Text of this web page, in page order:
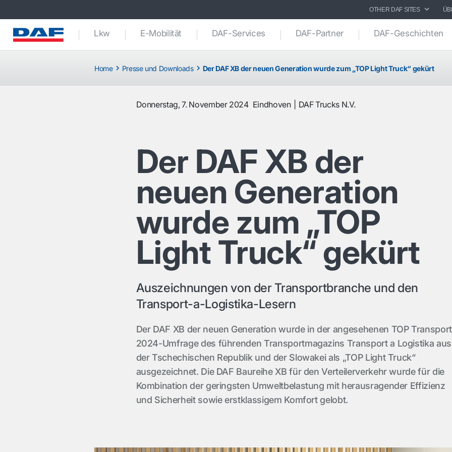
OTHER DAF SITES
Lkw E-Mobilität DAF-Services DAF-Partner DAF-Geschichten
Home Presse und Downloads Der DAF XB der neuen Generation wurde zum „TOP Light Truck“ gekürt
Donnerstag, 7. November 2024 Eindhoven DAF Trucks N.V.
Der DAF XB der
neuen Generation
wurde zum „TOP
Light Truck“ gekürt
Auszeichnungen von der Transportbranche und den
Transport-a-Logistika-Lesern
Der DAF XB der neuen Generation wurde in der angesehenen TOP Transport
2024-Umfrage des führenden Transportmagazins Transport a Logistika aus
der Tschechischen Republik und der Slowakei als „TOP Light Truck“
ausgezeichnet. Die DAF Baureihe XB für den Verteilerverkehr wurde für die
Kombination der geringsten Umweltbelastung mit herausragender Effizienz
und Sicherheit sowie erstklassigem Komfort gelobt.